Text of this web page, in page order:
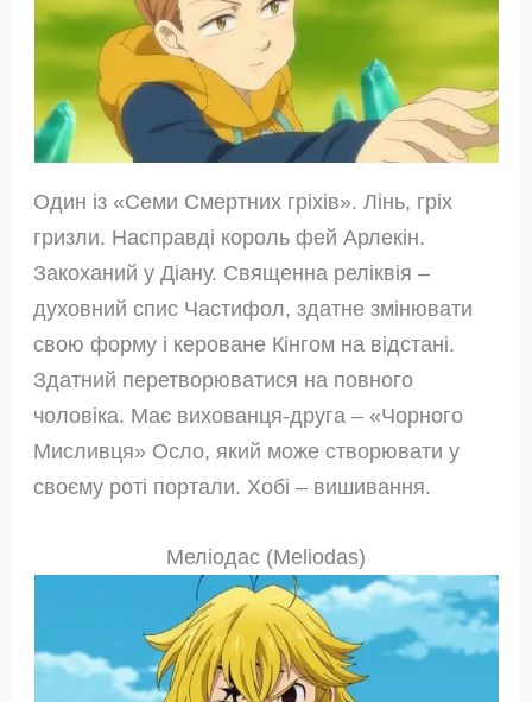
Один із «Семи Смертних гріхів». Лінь, гріх
гризли. Насправді король фей Арлекін.
Закоханий у Діану. Священна реліквія –
духовний спис Частифол, здатне змінювати
свою форму і кероване Кінгом на відстані.
Здатний перетворюватися на повного
чоловіка. Має вихованця-друга – «Чорного
Мисливця» Осло, який може створювати у
своєму роті портали. Хобі – вишивання.
Меліодас (Meliodas)